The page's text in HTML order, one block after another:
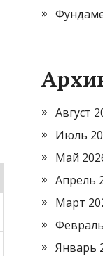
Август
Июль
Май
Апрель
Март
Январь